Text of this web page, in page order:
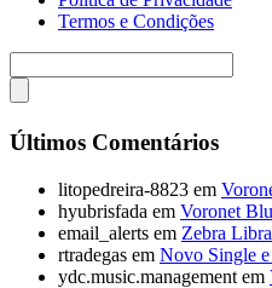
Termos e Condições
Últimos Comentários
litopedreira-8823 em
hyubrisfada em Voronet
email_alerts em Zebra
rtradegas em Novo Single e
ydc.music.management em